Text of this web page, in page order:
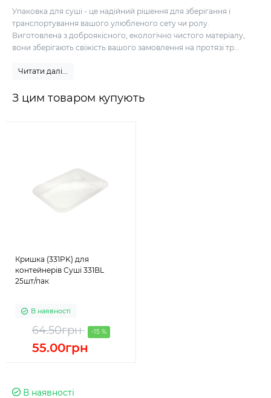
Упаковка для суші - це надійний рішення для зберігання і
транспортування вашого улюбленого сету чи ролу.
Виготовлена з доброякісного, екологічно чистого матеріалу,
вони зберігають свіжість вашого замовлення на протязі тр...
Читати далі...
З цим товаром купують
Кришка (331PK) для
контейнерів Суші 331BL
25шт/пак
В наявності
64.50грн -15 %
55.00грн
В наявності